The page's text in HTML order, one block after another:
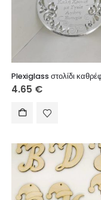
4.65 €